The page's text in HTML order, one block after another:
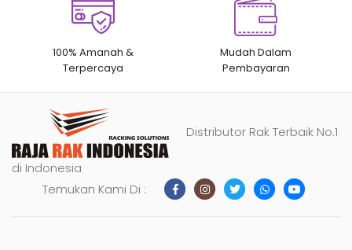
100% Amanah &
Terpercaya
Mudah Dalam
Pembayaran
Distributor Rak Terbaik No.1
di Indonesia
Temukan Kami Di :